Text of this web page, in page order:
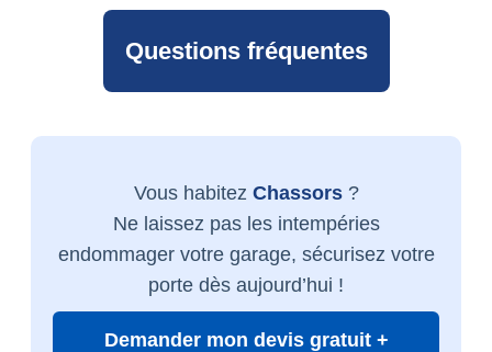
Questions fréquentes
Vous habitez Chassors?
Ne laissez pas les intempéries
endommager votre garage, sécurisez votre
porte dès aujourd’hui !
Demander mon devis gratuit +